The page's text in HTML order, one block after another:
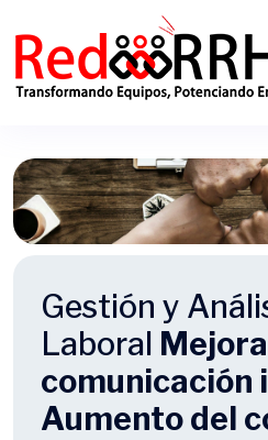
Gestión y
Laboral
comunicación
Aumento del